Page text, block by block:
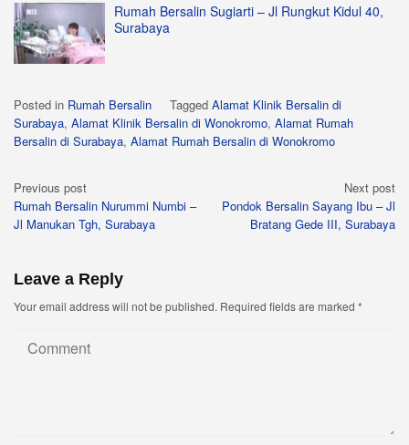
Rumah Bersalin Sugiarti – Jl Rungkut Kidul 40,
Surabaya
Posted in Rumah Bersalin Tagged Alamat Klinik Bersalin di
Surabaya, Alamat Klinik Bersalin di Wonokromo, Alamat Rumah
Bersalin di Surabaya, Alamat Rumah Bersalin di Wonokromo
Post
navigation
Previous post
Rumah Bersalin Nurummi Numbi –
Jl Manukan Tgh, Surabaya
Next post
Pondok Bersalin Sayang Ibu – Jl
Bratang Gede III, Surabaya
Leave a Reply
Your email address will not be published. Required fields are marked *